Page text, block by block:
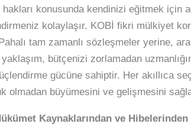
konusunda kendinizi eğitmek için
kolaylaşır. KOBİ fikri mülkiyet
tam zamanlı sözleşmeler yerine,
bütçenizi zorlamadan
gücüne sahiptir. Her akıllıca
büyümesini ve gelişmesini
Kaynaklarından ve Hibelerinden